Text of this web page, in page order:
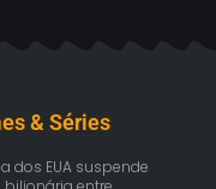
& Séries
dos EUA suspende